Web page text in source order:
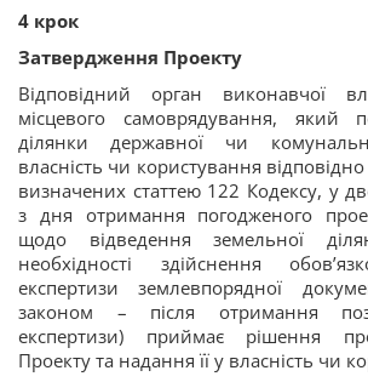
4 крок
Затвердження Проекту
Відповідний орган виконавчої
місцевого самоврядування, який
ділянки державної чи
власність чи користування
визначених статтею 122 Кодексу, у
з дня отримання погодженого
щодо відведення земельної
необхідності здійснення
експертизи землевпорядної
законом – після отримання
експертизи) приймає рішення
Проекту та надання її у власність чи